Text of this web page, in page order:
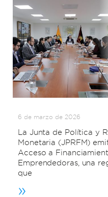
6 de marzo de 2026
La Junta de Política y
Monetaria (JPRFM)
Acceso a
Emprendedoras, una
que
»